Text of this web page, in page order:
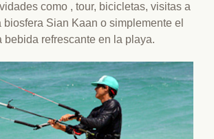
como , tour, bicicletas, visitas a
biosfera Sian Kaan o simplemente el
bebida refrescante en la playa.